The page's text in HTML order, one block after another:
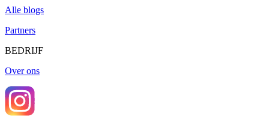
Alle blogs
Partners
BEDRIJF
Over ons